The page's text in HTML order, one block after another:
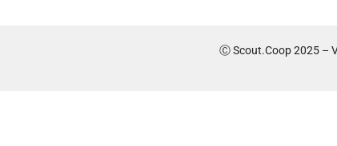
Ⓒ Scout.Coop 2025 –